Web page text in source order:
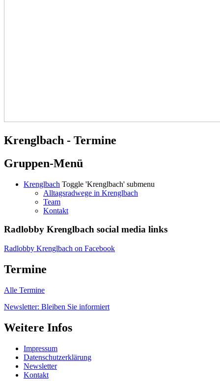
Krenglbach - Termine
Gruppen-Menü
Krenglbach Toggle 'Krenglbach' submenu
Alltagsradwege in Krenglbach
Team
Kontakt
Radlobby Krenglbach social media links
Radlobby Krenglbach on Facebook
Termine
Alle Termine
Newsletter: Bleiben Sie informiert
Weitere Infos
Impressum
Datenschutzerklärung
Newsletter
Kontakt